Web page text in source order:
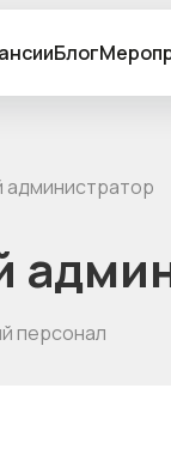
Блог
администратор
персонал